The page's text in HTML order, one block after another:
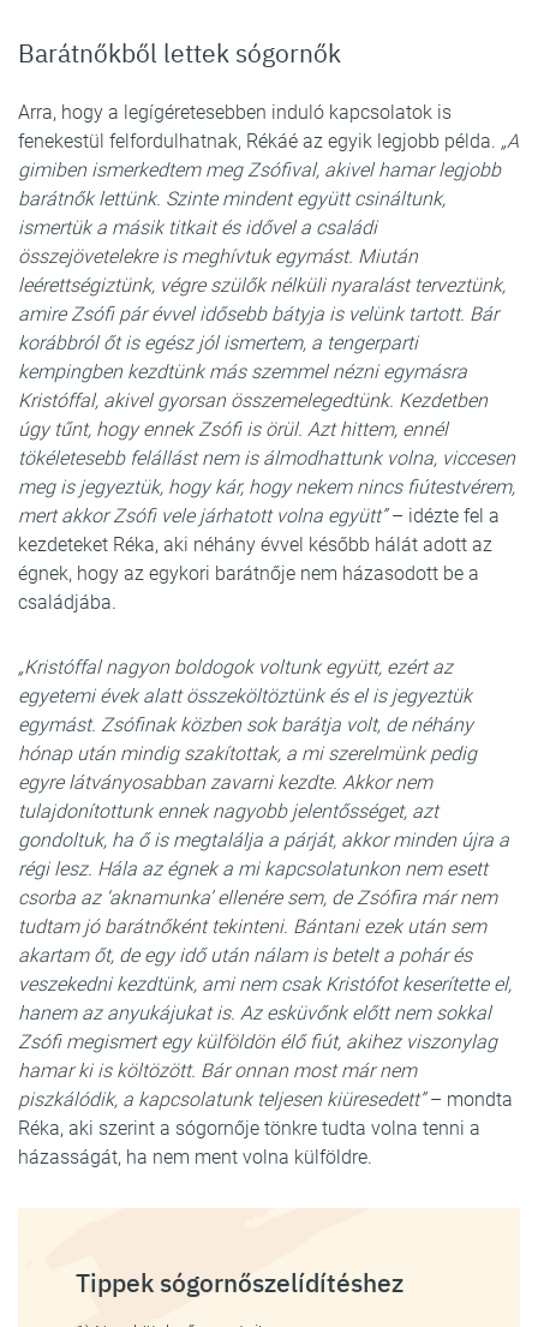
Barátnőkből lettek sógornők
Arra, hogy a legígéretesebben induló kapcsolatok is
fenekestül felfordulhatnak, Rékáé az egyik legjobb példa. „A
gimiben ismerkedtem meg Zsófival, akivel hamar legjobb
barátnők lettünk. Szinte mindent együtt csináltunk,
ismertük a másik titkait és idővel a családi
összejövetelekre is meghívtuk egymást. Miután
leérettségiztünk, végre szülők nélküli nyaralást terveztünk,
amire Zsófi pár évvel idősebb bátyja is velünk tartott. Bár
korábbról őt is egész jól ismertem, a tengerparti
kempingben kezdtünk más szemmel nézni egymásra
Kristóffal, akivel gyorsan összemelegedtünk. Kezdetben
úgy tűnt, hogy ennek Zsófi is örül. Azt hittem, ennél
tökéletesebb felállást nem is álmodhattunk volna, viccesen
meg is jegyeztük, hogy kár, hogy nekem nincs fiútestvérem,
mert akkor Zsófi vele járhatott volna együtt”– idézte fel a
kezdeteket Réka, aki néhány évvel később hálát adott az
égnek, hogy az egykori barátnője nem házasodott be a
családjába.
„Kristóffal nagyon boldogok voltunk együtt, ezért az
egyetemi évek alatt összeköltöztünk és el is jegyeztük
egymást. Zsófinak közben sok barátja volt, de néhány
hónap után mindig szakítottak, a mi szerelmünk pedig
egyre látványosabban zavarni kezdte. Akkor nem
tulajdonítottunk ennek nagyobb jelentősséget, azt
gondoltuk, ha ő is megtalálja a párját, akkor minden újra a
régi lesz. Hála az égnek a mi kapcsolatunkon nem esett
csorba az ‘aknamunka’ ellenére sem, de Zsófira már nem
tudtam jó barátnőként tekinteni. Bántani ezek után sem
akartam őt, de egy idő után nálam is betelt a pohár és
veszekedni kezdtünk, ami nem csak Kristófot keserítette el,
hanem az anyukájukat is. Az esküvőnk előtt nem sokkal
Zsófi megismert egy külföldön élő fiút, akihez viszonylag
hamar ki is költözött. Bár onnan most már nem
piszkálódik, a kapcsolatunk teljesen kiüresedett”– mondta
Réka, aki szerint a sógornője tönkre tudta volna tenni a
házasságát, ha nem ment volna külföldre.
Tippek sógornőszelídítéshez